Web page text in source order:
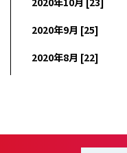
2020年9月 [25]
2020年8月 [22]